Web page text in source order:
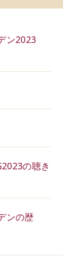
ン2023
の聴き
ンの歴